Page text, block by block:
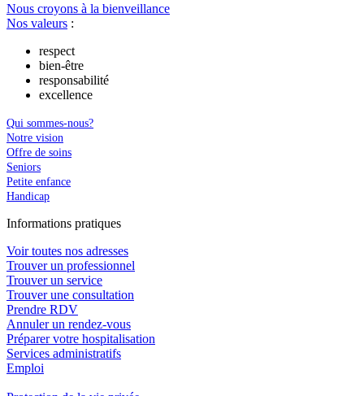
Nous croyons à la bienveillance
Nos valeurs :
respect
bien-être
responsabilité
excellence
Qui sommes-nous?
Notre vision
Offre de soins
Seniors
Petite enfance
Handicap
Informations pratiques
Voir toutes nos adresses
Trouver un professionnel
Trouver un service
Trouver une consultation
Prendre RDV
Annuler un rendez-vous
Préparer votre hospitalisation
Services administratifs
Emploi​